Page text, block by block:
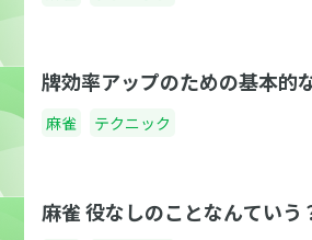
牌効率アップのための基本的
麻雀 テクニック
麻雀 役なしのことなんていう